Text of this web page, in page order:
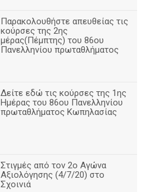
Παρακολουθήστε απευθείας τις
κούρσες της 2ης
μέρας(Πέμπτης) του 86ου
Πανελληνίου πρωταθλήματος
Δείτε εδώ τις κούρσες της 1ης
Ημέρας του 86ου Πανελληνίου
πρωταθλήματος Κωπηλασίας
Στιγμές από τον 2ο Αγώνα
Αξιολόγησης (4/7/20) στο
Σχοινιά